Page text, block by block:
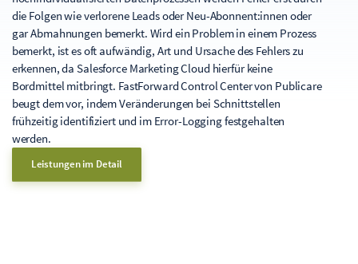
die Folgen wie verlorene Leads oder Neu-Abonnent:innen oder
gar Abmahnungen bemerkt. Wird ein Problem in einem Prozess
bemerkt, ist es oft aufwändig, Art und Ursache des Fehlers zu
erkennen, da Salesforce Marketing Cloud hierfür keine
Bordmittel mitbringt. FastForward Control Center von Publicare
beugt dem vor, indem Veränderungen bei Schnittstellen
frühzeitig identifiziert und im Error-Logging festgehalten
werden.
Leistungen im Detail